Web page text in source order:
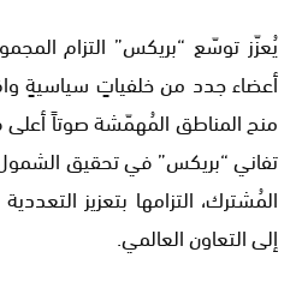
يُعزّز توسّع “بريكس” التزام
أعضاء جدد من خلفياتٍ سياسيةٍ
منح المناطق المُهمّشة صوتاً
تفاني “بريكس” في تحقيق الشمول
المُشترك، التزامها بتعزيز
إلى التعاون العالمي.